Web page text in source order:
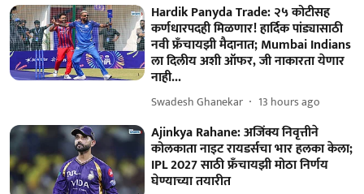
Hardik Panyda Trade: २५ कोटीसह
कर्णधारपदही मिळणार! हार्दिक पांड्यासाठी
नवी फ्रँचायझी मैदानात; Mumbai Indians
ला दिलीय अशी ऑफर, जी नाकारता येणार
नाही...
Swadesh Ghanekar 13 hours ago
Ajinkya Rahane: अजिंक्य निवृत्तीने
कोलकाता नाइट रायडर्सचा भार हलका केला;
IPL 2027 साठी फ्रँचायझी मोठा निर्णय
घेण्याच्या तयारीत